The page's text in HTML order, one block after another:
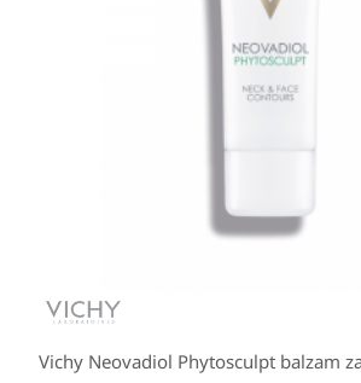
Vichy Neovadiol Phytosculpt balzam